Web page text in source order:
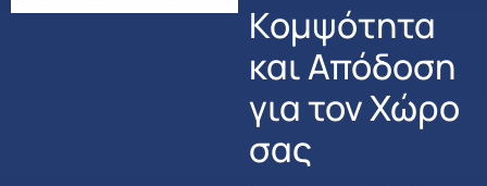
Κομψότητα
και Απόδοση
για τον Χώρο
σας